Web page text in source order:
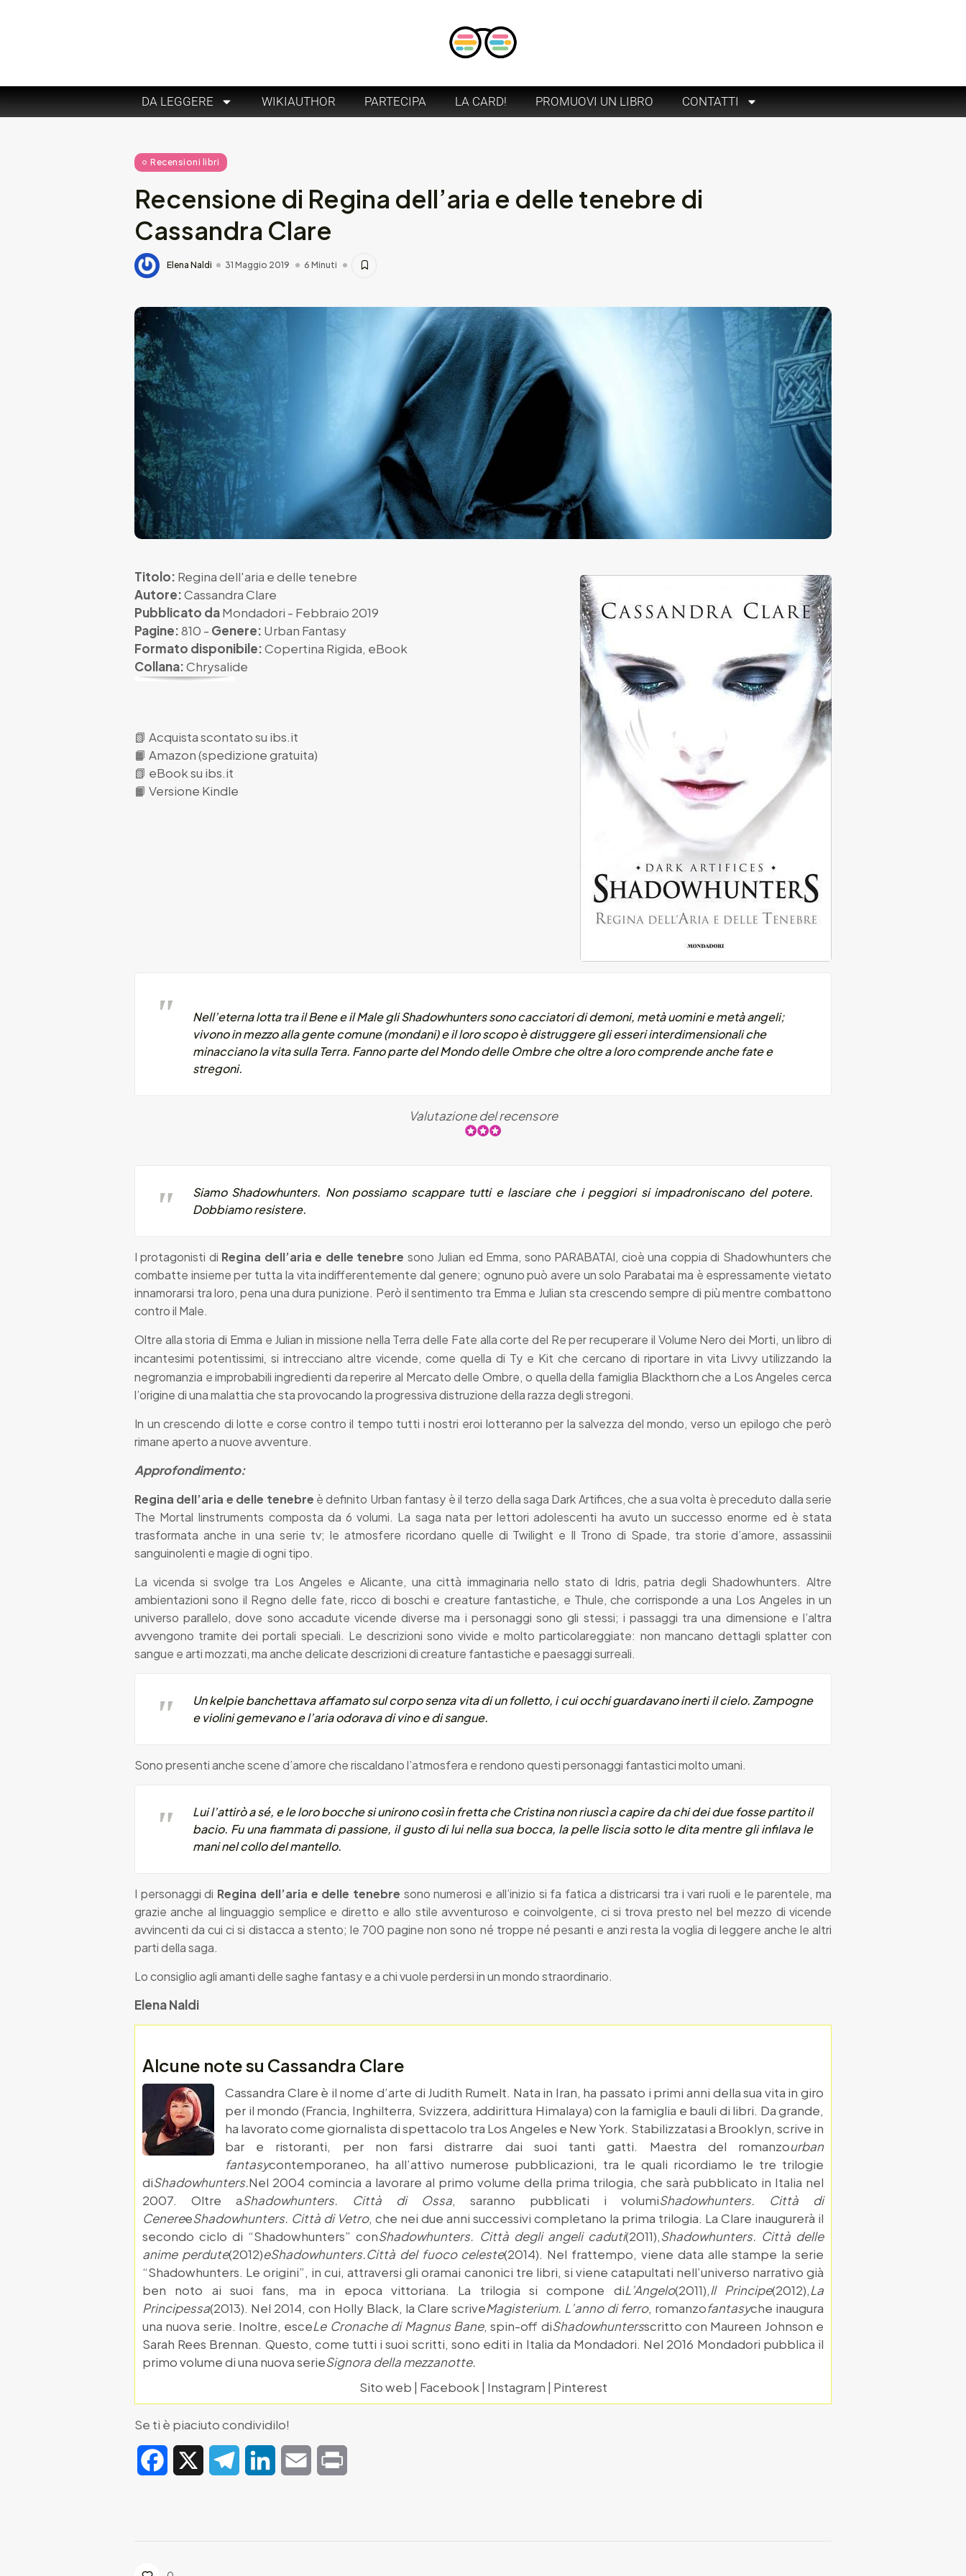
DA LEGGERE WIKIAUTHOR PARTECIPA LA CARD! PROMUOVI UN LIBRO CONTATTI
Recensioni libri
Recensione di Regina dell’aria e delle tenebre di
Cassandra Clare
Elena Naldi 31 Maggio 2019 6 Minuti
Titolo: Regina dell'aria e delle tenebre
Autore:Cassandra Clare
Pubblicato daMondadori - Febbraio 2019
Pagine:810 - Genere: Urban Fantasy
Formato disponibile:Copertina Rigida, eBook
Collana:Chrysalide
📗 Acquista scontato su ibs.it
📙 Amazon (spedizione gratuita)
📗 eBook su ibs.it
📙 Versione Kindle
Nell’eterna lotta tra il Bene e il Male gli Shadowhunters sono cacciatori di demoni, metà uomini e metà angeli;
vivono in mezzo alla gente comune (mondani) e il loro scopo è distruggere gli esseri interdimensionali che
minacciano la vita sulla Terra. Fanno parte del Mondo delle Ombre che oltre a loro comprende anche fate e
stregoni.
Valutazione del recensore
Siamo Shadowhunters. Non possiamo scappare tutti e lasciare che i peggiori si impadroniscano del potere.
Dobbiamo resistere.
I protagonisti di Regina dell’aria e delle tenebre sono Julian ed Emma, sono PARABATAI, cioè una coppia di Shadowhunters che
combatte insieme per tutta la vita indifferentemente dal genere; ognuno può avere un solo Parabatai ma è espressamente vietato
innamorarsi tra loro, pena una dura punizione. Però il sentimento tra Emma e Julian sta crescendo sempre di più mentre combattono
contro il Male.
Oltre alla storia di Emma e Julian in missione nella Terra delle Fate alla corte del Re per recuperare il Volume Nero dei Morti, un libro di
incantesimi potentissimi, si intrecciano altre vicende, come quella di Ty e Kit che cercano di riportare in vita Livvy utilizzando la
negromanzia e improbabili ingredienti da reperire al Mercato delle Ombre, o quella della famiglia Blackthorn che a Los Angeles cerca
l’origine di una malattia che sta provocando la progressiva distruzione della razza degli stregoni.
In un crescendo di lotte e corse contro il tempo tutti i nostri eroi lotteranno per la salvezza del mondo, verso un epilogo che però
rimane aperto a nuove avventure.
Approfondimento:
Regina dell’aria e delle tenebre è definito Urban fantasy è il terzo della saga Dark Artifices, che a sua volta è preceduto dalla serie
The Mortal Iinstruments composta da 6 volumi. La saga nata per lettori adolescenti ha avuto un successo enorme ed è stata
trasformata anche in una serie tv; le atmosfere ricordano quelle di Twilight e Il Trono di Spade, tra storie d’amore, assassinii
sanguinolenti e magie di ogni tipo.
La vicenda si svolge tra Los Angeles e Alicante, una città immaginaria nello stato di Idris, patria degli Shadowhunters. Altre
ambientazioni sono il Regno delle fate, ricco di boschi e creature fantastiche, e Thule, che corrisponde a una Los Angeles in un
universo parallelo, dove sono accadute vicende diverse ma i personaggi sono gli stessi; i passaggi tra una dimensione e l’altra
avvengono tramite dei portali speciali. Le descrizioni sono vivide e molto particolareggiate: non mancano dettagli splatter con
sangue e arti mozzati, ma anche delicate descrizioni di creature fantastiche e paesaggi surreali.
Un kelpie banchettava affamato sul corpo senza vita di un folletto, i cui occhi guardavano inerti il cielo. Zampogne
e violini gemevano e l’aria odorava di vino e di sangue.
Sono presenti anche scene d’amore che riscaldano l’atmosfera e rendono questi personaggi fantastici molto umani.
Lui l’attirò a sé, e le loro bocche si unirono così in fretta che Cristina non riuscì a capire da chi dei due fosse partito il
bacio. Fu una fiammata di passione, il gusto di lui nella sua bocca, la pelle liscia sotto le dita mentre gli infilava le
mani nel collo del mantello.
I personaggi di Regina dell’aria e delle tenebre sono numerosi e all’inizio si fa fatica a districarsi tra i vari ruoli e leparentele, ma
grazie anche al linguaggio semplice e diretto e allo stile avventuroso e coinvolgente, ci si trova presto nel bel mezzo di vicende
avvincenti da cui ci si distacca a stento; le 700 pagine non sono né troppe né pesanti e anzi resta la voglia di leggere anche le altri
parti della saga.
Lo consiglio agli amanti delle saghe fantasy e a chi vuole perdersi in un mondo straordinario.
Elena Naldi
Alcune note su Cassandra Clare
Cassandra Clare è il nome d’arte di Judith Rumelt. Nata in Iran, ha passato i primi anni della sua vita in giro
per il mondo (Francia, Inghilterra, Svizzera, addirittura Himalaya) con la famiglia e bauli di libri. Da grande,
ha lavorato come giornalista di spettacolo tra Los Angeles e New York. Stabilizzatasi a Brooklyn, scrive in
bar e ristoranti, per non farsi distrarre dai suoi tanti gatti. Maestra del romanzourban
fantasycontemporaneo, ha all’attivo numerose pubblicazioni, tra le quali ricordiamo le tre trilogie
diShadowhunters.Nel 2004 comincia a lavorare al primo volume della prima trilogia, che sarà pubblicato in Italia nel
2007. Oltre aShadowhunters. Città di Ossa, saranno pubblicati i volumiShadowhunters. Città di
CenereeShadowhunters. Città di Vetro, che nei due anni successivi completano la prima trilogia. La Clare inaugurerà il
secondo ciclo di “Shadowhunters” conShadowhunters. Città degli angeli caduti(2011),Shadowhunters. Città delle
anime perdute(2012)eShadowhunters.Città del fuoco celeste(2014). Nel frattempo, viene data alle stampe la serie
“Shadowhunters. Le origini”, in cui, attraversi gli oramai canonici tre libri, si viene catapultati nell’universo narrativo già
ben noto ai suoi fans, ma in epoca vittoriana. La trilogia si compone diL’Angelo(2011),Il Principe(2012),La
Principessa(2013). Nel 2014, con Holly Black, la Clare scriveMagisterium. L’anno di ferro, romanzofantasyche inaugura
una nuova serie. Inoltre, esceLe Cronache di Magnus Bane, spin-off diShadowhuntersscritto con Maureen Johnson e
Sarah Rees Brennan. Questo, come tutti i suoi scritti, sono editi in Italia da Mondadori. Nel 2016 Mondadori pubblica il
primo volume di una nuova serieSignora della mezzanotte.
Sito web | Facebook | Instagram | Pinterest
Se ti è piaciuto condividilo!
Facebook TelegramLinkedIn Email